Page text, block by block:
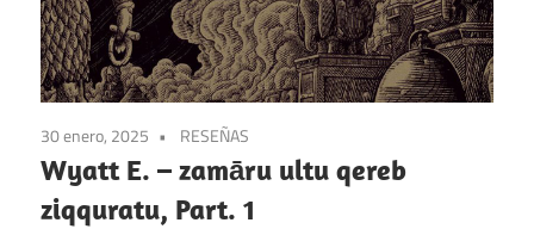
30 enero, 2025 RESEÑAS
Wyatt E. – zamāru ultu qereb
ziqquratu, Part. 1